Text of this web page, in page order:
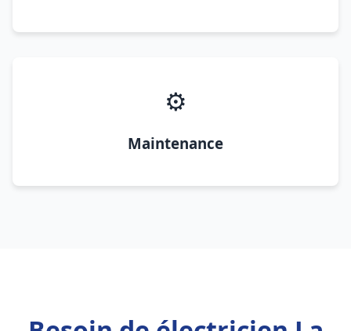
⚙️
Maintenance